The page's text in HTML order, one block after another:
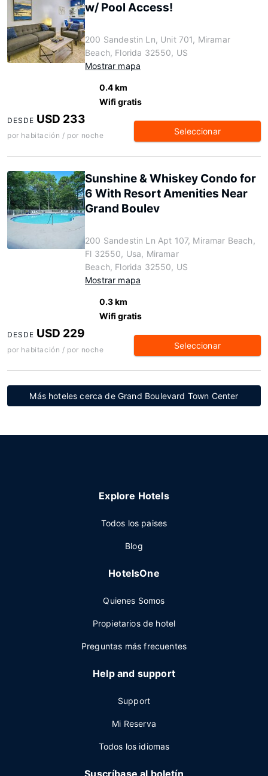
w/ Pool Access!
200 Sandestin Ln, Unit 701, Miramar
Beach, Florida 32550, US
Mostrar mapa
0.4 km
Wifi gratis
DESDE USD 233
por habitación / por noche Seleccionar
Sunshine & Whiskey Condo for
6 With Resort Amenities Near
Grand Boulev
200 Sandestin Ln Apt 107, Miramar Beach,
Fl 32550, Usa, Miramar
Beach, Florida 32550, US
Mostrar mapa
0.3 km
Wifi gratis
DESDE USD 229
por habitación / por noche Seleccionar
Más hoteles cerca de Grand Boulevard Town Center
Explore Hotels
Todos los paises
Blog
HotelsOne
Quienes Somos
Propietarios de hotel
Preguntas más frecuentes
Help and support
Support
Mi Reserva
Todos los idiomas
Suscríbase al boletín